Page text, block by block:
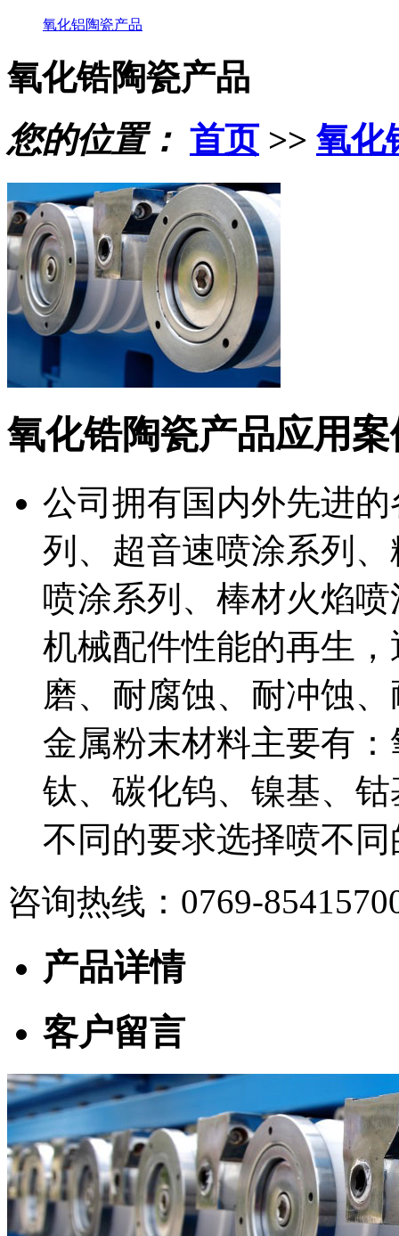
氧化铝陶瓷产品
氧化锆陶瓷产品
您的位置： 首页 >> 氧化
氧化锆陶瓷产品应用案
公司拥有国内外先进
列、超音速喷涂系列
喷涂系列、棒材火焰
机械配件性能的再生
磨、耐腐蚀、耐冲蚀
金属粉末材料主要有
钛、碳化钨、镍基、
不同的要求选择喷不
咨询热线： 0769-
产品详情
客户留言